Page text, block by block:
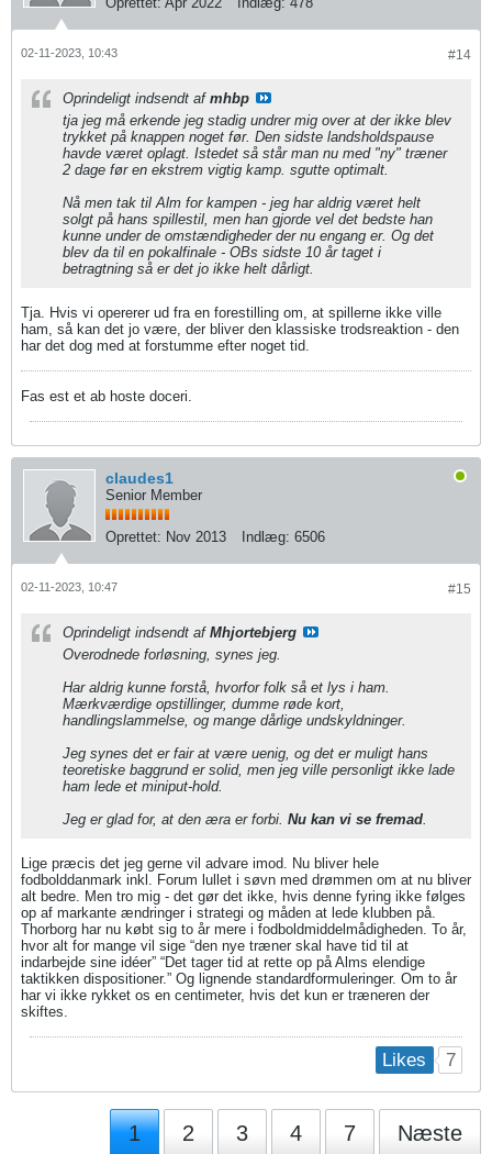
#14
02-11-2023, 10:43
Oprindeligt indsendt af mhbp
tja jeg må erkende jeg stadig undrer mig over at der ikke blev
trykket på knappen noget før. Den sidste landsholdspause
havde været oplagt. Istedet så står man nu med "ny" træner
2 dage før en ekstrem vigtig kamp. sgutte optimalt.
Nå men tak til Alm for kampen - jeg har aldrig været helt
solgt på hans spillestil, men han gjorde vel det bedste han
kunne under de omstændigheder der nu engang er. Og det
blev da til en pokalfinale - OBs sidste 10 år taget i
betragtning så er det jo ikke helt dårligt.
Tja. Hvis vi opererer ud fra en forestilling om, at spillerne ikke ville
ham, så kan det jo være, der bliver den klassiske trodsreaktion - den
har det dog med at forstumme efter noget tid.
Fas est et ab hoste doceri.
claudes1
Senior Member
Oprettet: Nov 2013 Indlæg: 6506
#15
02-11-2023, 10:47
Oprindeligt indsendt af Mhjortebjerg
Overodnede forløsning, synes jeg.
Har aldrig kunne forstå, hvorfor folk så et lys i ham.
Mærkværdige opstillinger, dumme røde kort,
handlingslammelse, og mange dårlige undskyldninger.
Jeg synes det er fair at være uenig, og det er muligt hans
teoretiske baggrund er solid, men jeg ville personligt ikke lade
ham lede et miniput-hold.
Jeg er glad for, at den æra er forbi. Nu kan vi se fremad.
Lige præcis det jeg gerne vil advare imod. Nu bliver hele
fodbolddanmark inkl. Forum lullet i søvn med drømmen om at nu bliver
alt bedre. Men tro mig - det gør det ikke, hvis denne fyring ikke følges
op af markante ændringer i strategi og måden at lede klubben på.
Thorborg har nu købt sig to år mere i fodboldmiddelmådigheden. To år,
hvor alt for mange vil sige “den nye træner skal have tid til at
indarbejde sine idéer” “Det tager tid at rette op på Alms elendige
taktikken dispositioner.” Og lignende standardformuleringer. Om to år
har vi ikke rykket os en centimeter, hvis det kun er træneren der
skiftes.
Likes 7
1 2 3 4 7 Næste